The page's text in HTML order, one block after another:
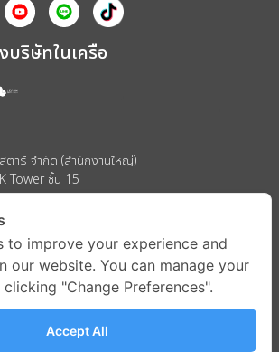
บริษัทในเครือ
ตาร์ จำกัด (สำนักงานใหญ่)
Tower ชั้น 15
งใหม่ เขตปทุมวัน กรุงเทพมหานคร 10330
to improve your experience and
our website. You can manage your
"Change Preferences".
Accept All